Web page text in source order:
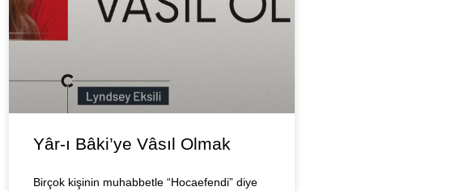
Yâr-ı Bâki’ye Vâsıl Olmak
Birçok kişinin muhabbetle “Hocaefendi” diye